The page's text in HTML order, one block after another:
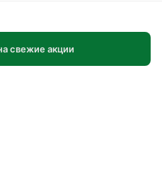
свежие акции